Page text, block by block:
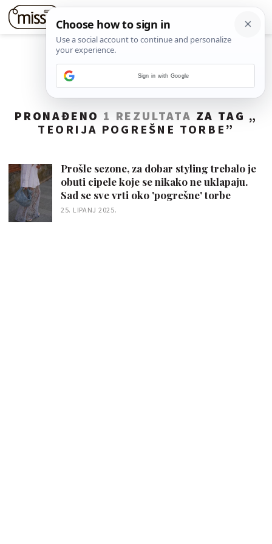
PRONAĐENO 1 REZULTATA ZA TAG „
TEORIJA POGREŠNE TORBE ”
Prošle sezone, za dobar styling trebalo je
obuti cipele koje se nikako ne uklapaju.
Sad se sve vrti oko 'pogrešne' torbe
25. LIPANJ 2025.
Sign in with Google